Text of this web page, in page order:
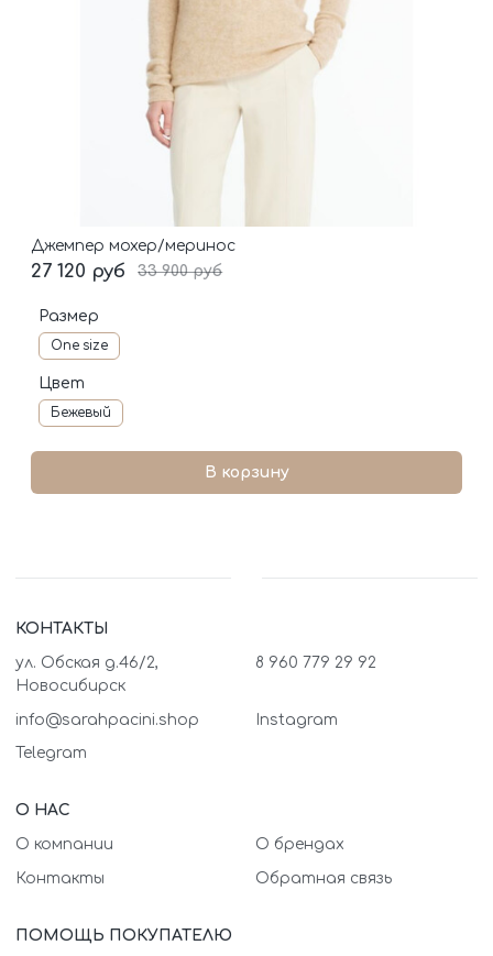
Джемпер мохер/меринос
27 120 руб 33 900 руб
Размер
One size
Цвет
Бежевый
В корзину
КОНТАКТЫ
ул. Обская д.46/2,
Новосибирск
8 960 779 29 92
info@sarahpacini.shop Instagram
Telegram
О НАС
О компании О брендах
Контакты Обратная связь
ПОМОЩЬ ПОКУПАТЕЛЮ